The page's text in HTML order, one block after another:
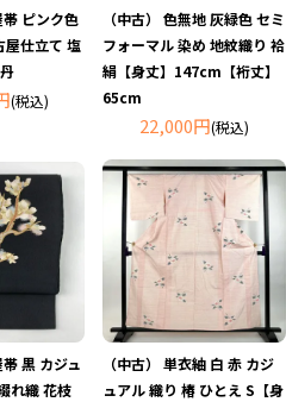
帯 ピンク色
屋仕立て 塩
(税込)
（中古） 色無地 灰緑色 セミ
フォーマル 染め 地紋織り 袷
絹【身丈】147cm【裄丈】
65cm
22,000円(税込)
帯 黒 カジュ
れ織 花枝
（中古） 単衣紬 白 赤 カジ
ュアル 織り 椿 ひとえ S【身